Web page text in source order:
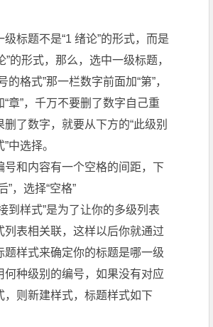
级标题不是“1 绪论”的形式，而是
”的形式，那么，选中一级标题，
的格式”那一栏数字前面加“第”，
“章”，千万不要删了数字自己重
删了数字，就要从下方的“此级别
中选择。
号和内容有一个空格的间距，下
”，选择“空格”
到样式”是为了让你的多级列表
列表相关联，这样以后你就通过
题样式来确定你的标题是哪一级
何种级别的编号，如果没有对应
，则新建样式，标题样式如下